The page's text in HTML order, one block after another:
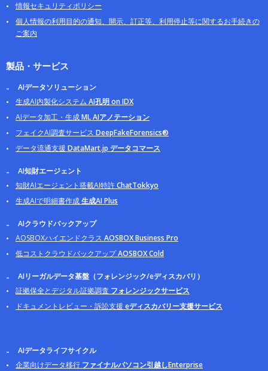
情報セキュリティポリシー
個人情報の利用目的の通知、開示、訂正等、利用停止等に関するお手続きの
ご案内
製品・サービス
AIデータソリューション
生成AI内製化システム AI孔明 on IDX
AIデータ加工・生成ML AIアノテーション
フェイクAI調査サービス DeepFakeForensics®
データ流通支援 DataMart.jp データコマース
AI知財エージェント
知財AIエージェント搭載AI特許ChatTokkyo
生成AIで明細書作成生成AI Plus
AIクラウドバックアップ
AOSBOXハイエンドクラス AOSBOX Business Pro
低コストクラウドバックアップAOSBOX Cold
AIリーガルデータ基盤（フォレンジック/eディスカバリ）
証拠保全とデジタル証拠調査 フォレンジックサービス
ドキュメントレビュー・訴訟支援 eディスカバリー支援サービス
AIデータライフサイクル
企業向けデータ移行 ファイナルパソコン引越しEnterprise